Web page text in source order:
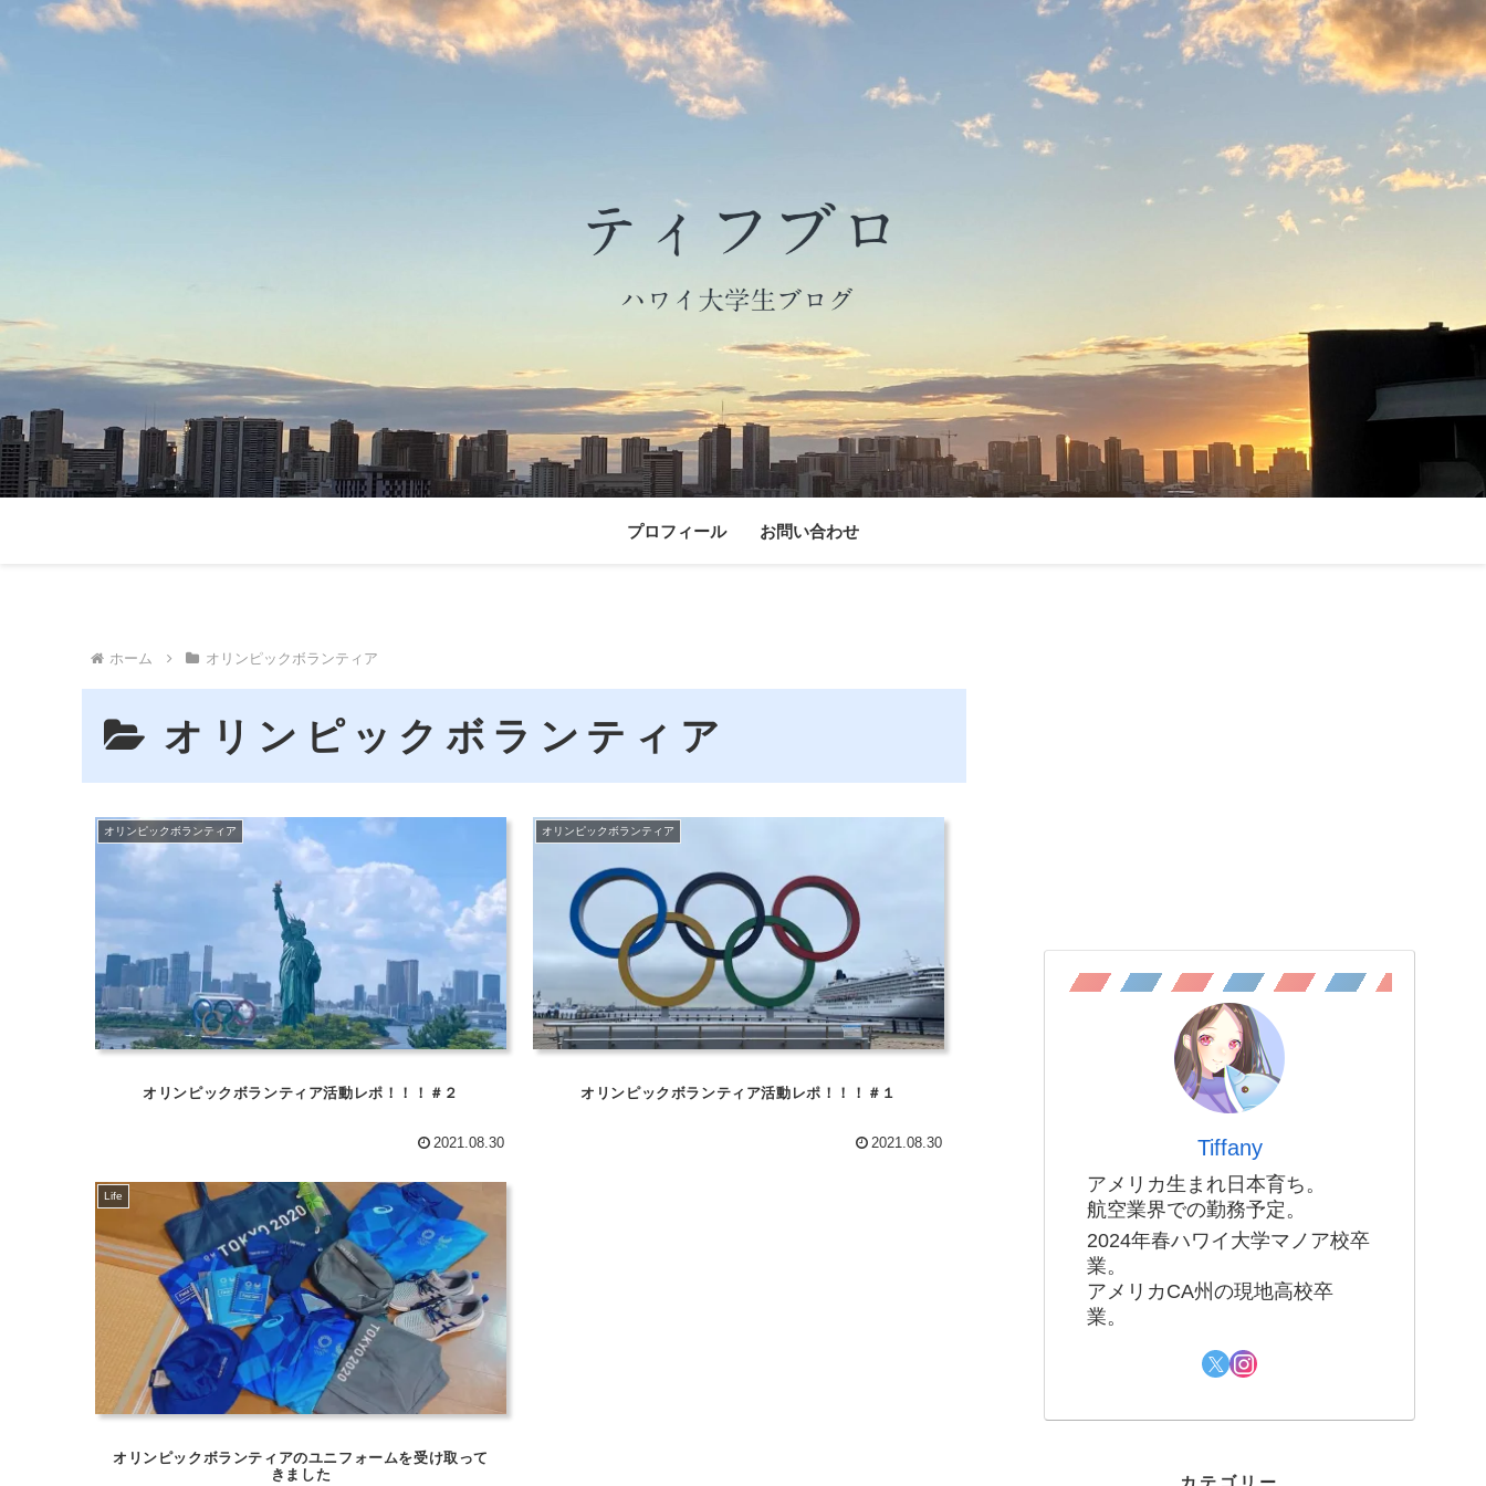
プロフィール お問い合わせ
ホーム オリンピックボランティア
オリンピックボランティア
オリンピックボランティア
オリンピックボランティア活動レポ！！！＃２
2021.08.30
オリンピックボランティア
オリンピックボランティア活動レポ！！！＃１
2021.08.30
Life
オリンピックボランティアのユニフォームを受け取って
きました
Tiffany
アメリカ生まれ日本育ち。
航空業界での勤務予定。
2024年春ハワイ大学マノア校卒
業。
アメリカCA州の現地高校卒
業。
カテゴリー